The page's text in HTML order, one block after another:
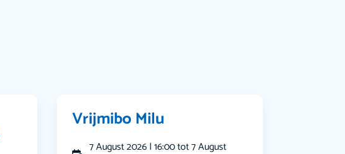
Vrijmibo Milu
7 August 2026 | 16:00 tot 7 August